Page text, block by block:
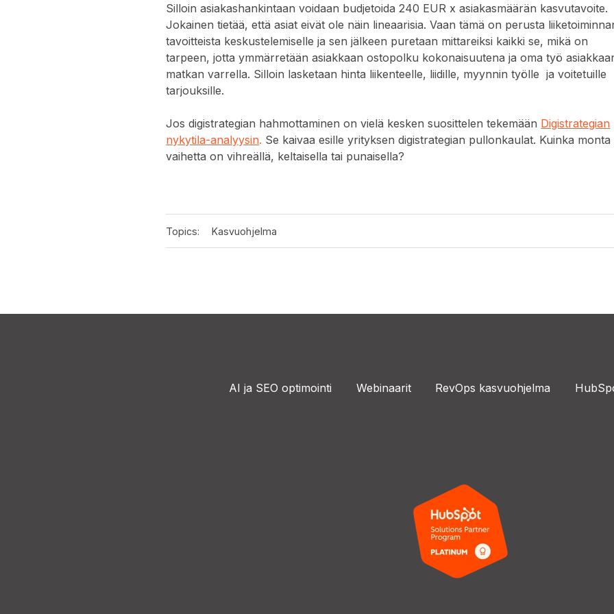
Silloin asiakashankintaan voidaan budjetoida 240 EUR x asiakasmäärän kasvutavoite.
Jokainen tietää, että asiat eivät ole näin lineaarisia. Vaan tämä on perusta
tavoitteista keskustelemiselle ja sen jälkeen puretaan mittareiksi kaikki se, mikä on
tarpeen, jotta ymmärretään asiakkaan ostopolku kokonaisuutena ja oma työ
matkan varrella. Silloin lasketaan hinta liikenteelle, liidille, myynnin työlle ja voitetuille
tarjouksille.
Jos digistrategian hahmottaminen on vielä kesken suosittelen tekemään Digistrategian
nykytila-analyysin. Se kaivaa esille yrityksen digistrategian pullonkaulat. Kuinka monta
vaihetta on vihreällä, keltaisella tai punaisella?
Topics: Kasvuohjelma
AI ja SEO optimointi Webinaarit RevOps kasvuohjelma